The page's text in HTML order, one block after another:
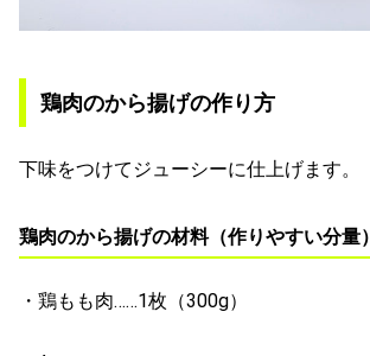
鶏肉のから揚げの作り方
下味をつけてジューシーに仕上げます。
鶏肉のから揚げの材料（作りやすい分量）
・鶏もも肉……1枚（300g）